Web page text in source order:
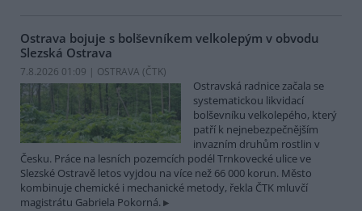
Ostrava bojuje s bolševníkem velkolepým v obvodu
Slezská Ostrava
7.8.2026 01:09 | OSTRAVA (ČTK)
Ostravská radnice začala se
systematickou likvidací
bolševníku velkolepého, který
patří k nejnebezpečnějším
invazním druhům rostlin v
Česku. Práce na lesních pozemcích podél Trnkovecké ulice ve
Slezské Ostravě letos vyjdou na více než 66 000 korun. Město
kombinuje chemické i mechanické metody, řekla ČTK mluvčí
magistrátu Gabriela Pokorná.